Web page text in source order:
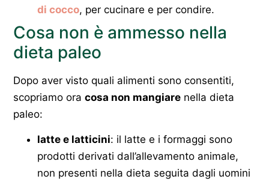
di cocco, per cucinare e per condire.
Cosa non è ammesso nella
dieta paleo
Dopo aver visto quali alimenti sono consentiti,
scopriamo ora cosa non mangiare nella dieta
paleo:
latte e latticini: il latte e i formaggi sono
prodotti derivati dall’allevamento animale,
non presenti nella dieta seguita dagli uomini